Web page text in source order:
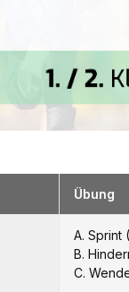
Übung
A. Sprint
B.
C.